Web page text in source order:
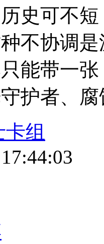
史可不
不协调
能带一
护者、
组